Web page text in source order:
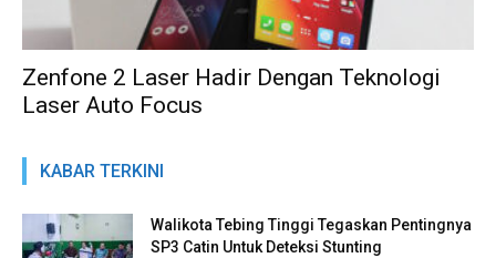
Zenfone 2 Laser Hadir Dengan Teknologi
Laser Auto Focus
KABAR TERKINI
Walikota Tebing Tinggi Tegaskan Pentingnya
SP3 Catin Untuk Deteksi Stunting